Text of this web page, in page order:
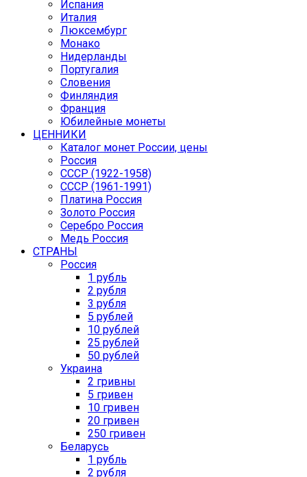
Испания
Италия
Люксембург
Монако
Нидерланды
Португалия
Словения
Финляндия
Франция
Юбилейные монеты
ЦЕННИКИ
Каталог монет России, цены
Россия
СССР (1922-1958)
CCCР (1961-1991)
Платина Россия
Золото Россия
Серебро Россия
Медь Россия
СТРАНЫ
Россия
1 рубль
2 рубля
3 рубля
5 рублей
10 рублей
25 рублей
50 рублей
Украина
2 гривны
5 гривен
10 гривен
20 гривен
250 гривен
Беларусь
1 рубль
2 рубля